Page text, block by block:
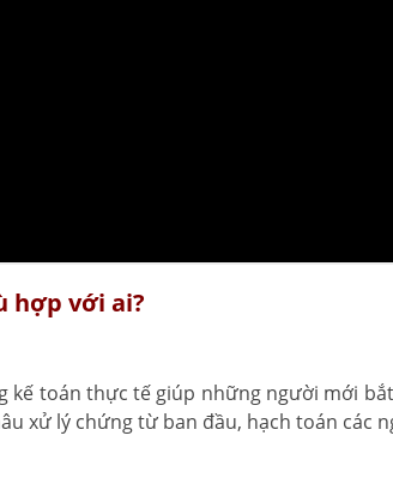
hợp với ai?
toán thực tế giúp những người mới
xử lý chứng từ ban đầu, hạch toán các